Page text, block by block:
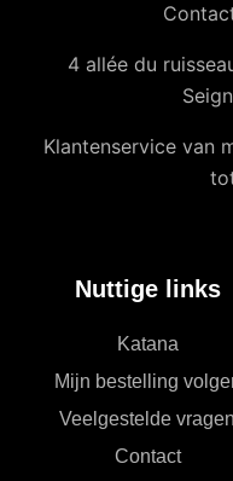
4 allée du
Klantenservice van
Nuttige links
Katana
Mijn bestelling
Veelgestelde vragen
Contact